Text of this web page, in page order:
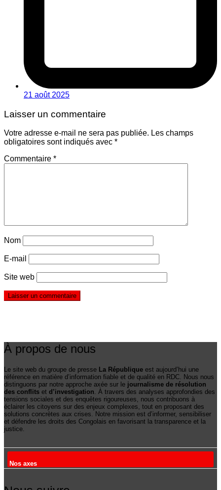
21 août 2025
Laisser un commentaire
Votre adresse e-mail ne sera pas publiée. Les champs
obligatoires sont indiqués avec *
Commentaire *
Nom
E-mail
Site web
À propos de nous
Le site web du groupe de presse La République est aujourd’hui une
référence en matière d’information fiable et de qualité en RDC. Nous nous
distinguons par notre approche axée sur le journalisme de résolution
des conflits et d’investigation. À travers des analyses approfondies des
tensions sociales et des enquêtes rigoureuses, nous contribuons à
éclairer les citoyens sur des enjeux complexes, tout en proposant des
solutions concrètes aux crises. Notre mission est d’informer, sensibiliser
et défendre les droits des Congolais en favorisant la transparence et la
justice.
Nos axes